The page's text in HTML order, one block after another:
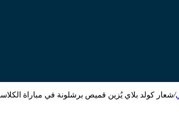
/شعار كولد بلاي يُزين قميص برشلونة في مباراة